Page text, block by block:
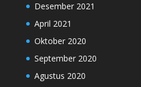
Desember 2021
April 2021
Oktober 2020
September 2020
Agustus 2020